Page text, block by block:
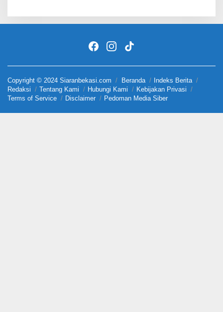
Copyright © 2024 Siaranbekasi.com Beranda
Indeks Berita
Redaksi
Tentang Kami Hubungi Kami
Kebijakan Privasi
Terms of Service
Disclaimer Pedoman Media Siber